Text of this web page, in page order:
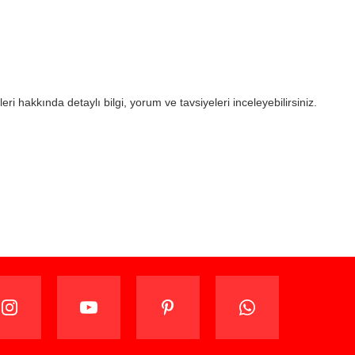
hakkında detaylı bilgi, yorum ve tavsiyeleri inceleyebilirsiniz.
edebilir veya değiştirebilirsiniz.